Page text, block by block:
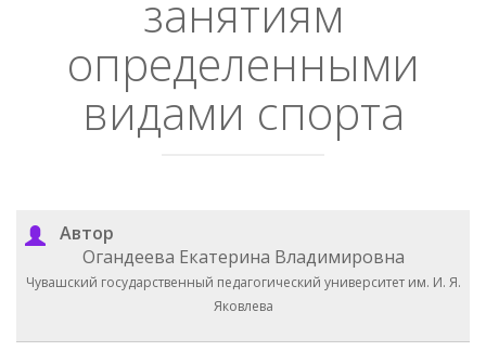
занятиям
определенными
видами спорта
Автор
Огандеева Екатерина Владимировна
Чувашский государственный педагогический университет им. И. Я.
Яковлева